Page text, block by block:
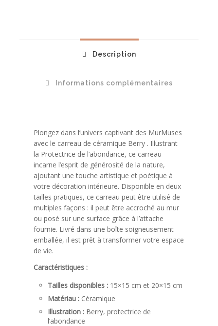
Description
Informations complémentaires
Plongez dans l’univers captivant des MurMuses
avec le carreau de céramique Berry . Illustrant
la Protectrice de l’abondance, ce carreau
incarne l’esprit de générosité de la nature,
ajoutant une touche artistique et poétique à
votre décoration intérieure. Disponible en deux
tailles pratiques, ce carreau peut être utilisé de
multiples façons : il peut être accroché au mur
ou posé sur une surface grâce à l’attache
fournie. Livré dans une boîte soigneusement
emballée, il est prêt à transformer votre espace
de vie.
Caractéristiques :
Tailles disponibles : 15×15 cm et 20×15 cm
Matériau : Céramique
Illustration : Berry, protectrice de
l’abondance